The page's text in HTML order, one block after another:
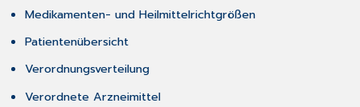
Medikamenten- und Heilmittelrichtgrößen
Patientenübersicht
Verordnungsverteilung
Verordnete Arzneimittel